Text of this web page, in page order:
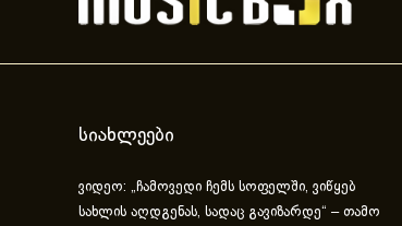
სიახლეები
ვიდეო: „ჩამოვედი ჩემს სოფელში, ვიწყებ
სახლის აღდგენას, სადაც გავიზარდე“ – თამო